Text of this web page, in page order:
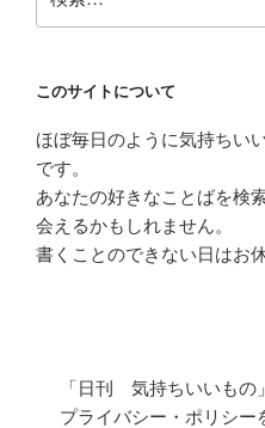
索:
このサイトについて
ほぼ毎日のように気持ちい
です。
あなたの好きなことばを検
会えるかもしれません。
書くことのできない日はお
「日刊 気持ちいいもの
プライバシー・ポリシー